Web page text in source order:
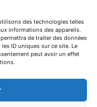
des technologies telles
informations des appareils.
de traiter des données
ID uniques sur ce site. Le
peut avoir un effet